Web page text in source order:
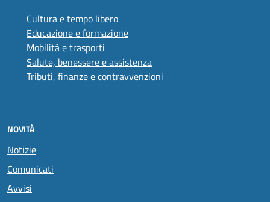
Cultura e tempo libero
Educazione e formazione
Mobilità e trasporti
Salute, benessere e assistenza
Tributi, finanze e contravvenzioni
NOVITÀ
Notizie
Comunicati
Avvisi